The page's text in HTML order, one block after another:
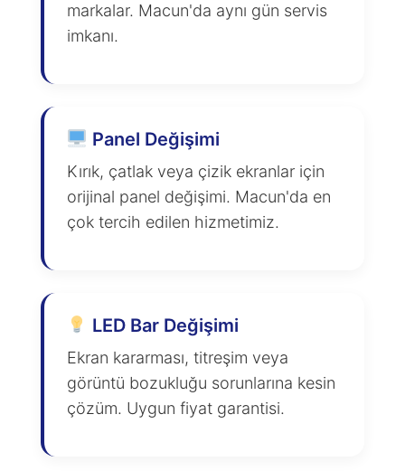
markalar. Macun'da aynı gün servis
imkanı.
Panel Değişimi
Kırık, çatlak veya çizik ekranlar için
orijinal panel değişimi. Macun'da en
çok tercih edilen hizmetimiz.
LED Bar Değişimi
Ekran kararması, titreşim veya
görüntü bozukluğu sorunlarına kesin
çözüm. Uygun fiyat garantisi.